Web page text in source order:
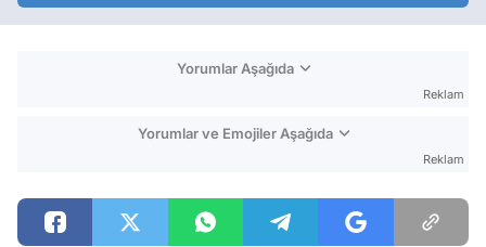
Yorumlar Aşağıda
Reklam
Yorumlar ve Emojiler Aşağıda
Reklam